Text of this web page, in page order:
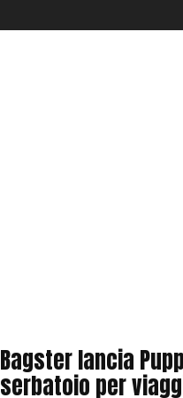
Bagster lancia
serbatoio per